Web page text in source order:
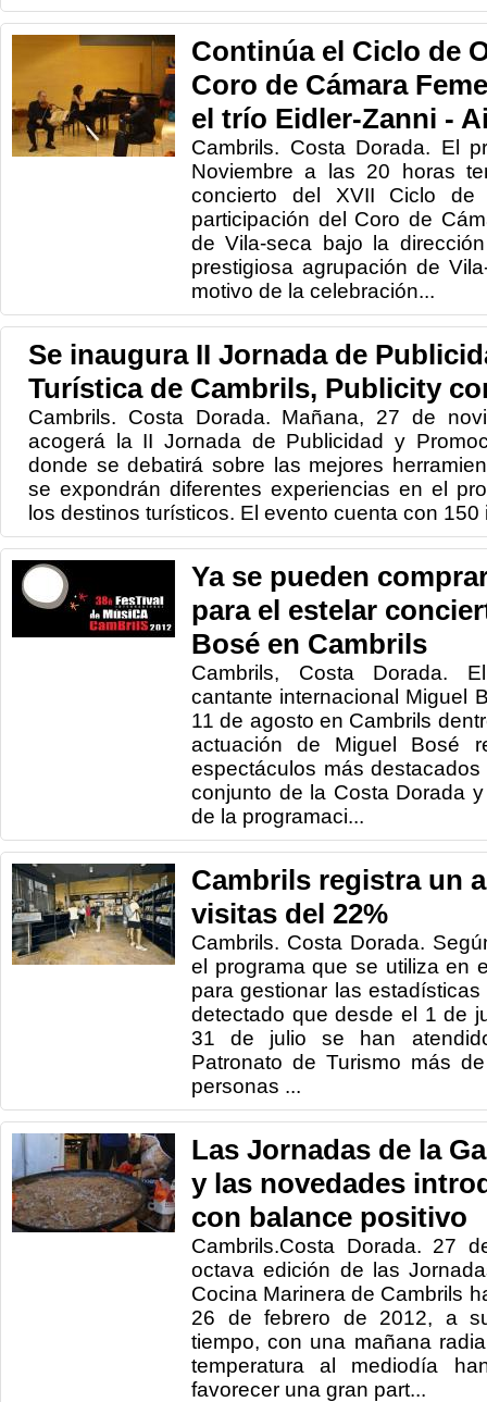
Continúa el Ciclo de
Coro de Cámara
el trío Eidler-Zanni -
Cambrils. Costa Dorada. El
Noviembre a las 20 horas
concierto del XVII Ciclo
participación del Coro de
de Vila-seca bajo la
prestigiosa agrupación de
motivo de la celebración...
Se inaugura II Jornada de
Turística de Cambrils, Publicity
Cambrils. Costa Dorada. Mañana, 27 de
acogerá la II Jornada de Publicidad y
donde se debatirá sobre las mejores
se expondrán diferentes experiencias en el
los destinos turísticos. El evento cuenta con 150
Ya se pueden
para el estelar
Bosé en Cambrils
Cambrils, Costa Dorada.
cantante internacional Miguel
11 de agosto en Cambrils
actuación de Miguel Bosé
espectáculos más
conjunto de la Costa Dorada
de la programaci...
Cambrils registra un
visitas del 22%
Cambrils. Costa Dorada.
el programa que se utiliza en
para gestionar las
detectado que desde el 1 de
31 de julio se han
Patronato de Turismo más
personas ...
Las Jornadas de la
y las novedades
con balance positivo
Cambrils.Costa Dorada. 27
octava edición de las
Cocina Marinera de Cambrils
26 de febrero de 2012, a
tiempo, con una mañana
temperatura al mediodía
favorecer una gran part...